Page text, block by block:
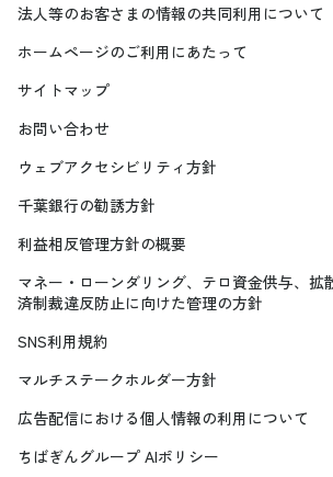
法人等のお客さまの情報の共同利用について
ホームページのご利用にあたって
サイトマップ
お問い合わせ
ウェブアクセシビリティ方針
千葉銀行の勧誘方針
利益相反管理方針の概要
マネー・ローンダリング、テロ資金供与、拡
済制裁違反防止に向けた管理の方針
SNS利用規約
マルチステークホルダー方針
広告配信における個人情報の利用について
ちばぎんグループ AIポリシー